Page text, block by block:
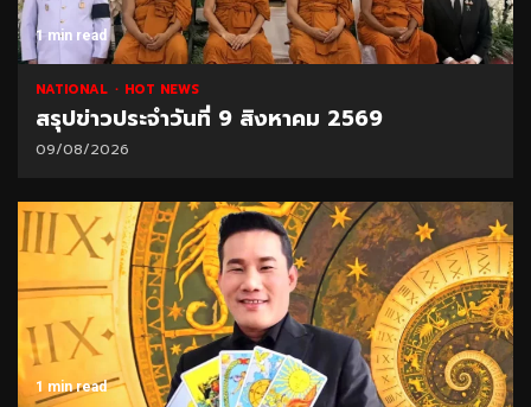
1 min read
NATIONAL HOT NEWS
สรุปข่าวประจำวันที่ 9 สิงหาคม 2569
09/08/2026
1 min read